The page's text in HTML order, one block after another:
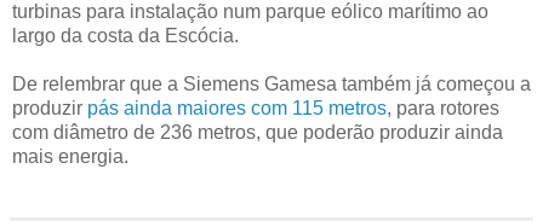
turbinas para instalação num parque eólico marítimo ao
largo da costa da Escócia.
De relembrar que a Siemens Gamesa também já começou a
produzir pás ainda maiores com 115 metros, para rotores
com diâmetro de 236 metros, que poderão produzir ainda
mais energia.